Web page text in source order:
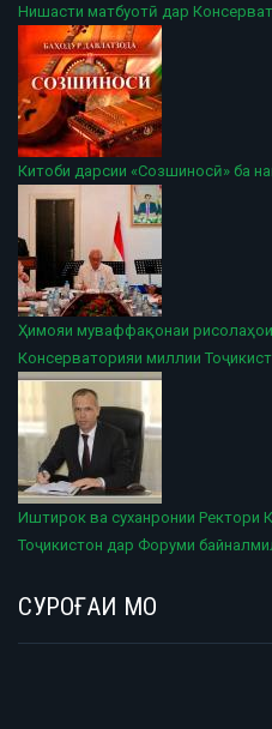
Нишасти матбуотӣ дар
Китоби дарсии «Созшиносӣ» ба
Ҳимояи муваффақонаи
Консерваторияи миллии
Иштирок ва суханронии Ректори
Тоҷикистон дар Форуми
СУРОҒАИ МО